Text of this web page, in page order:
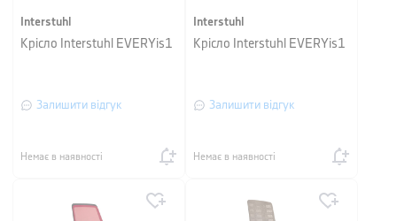
Interstuhl
Крісло Interstuhl EVERYis1
Залишити відгук
Немає в наявності
Interstuhl
Крісло Interstuhl EVERYis1
Залишити відгук
Немає в наявності